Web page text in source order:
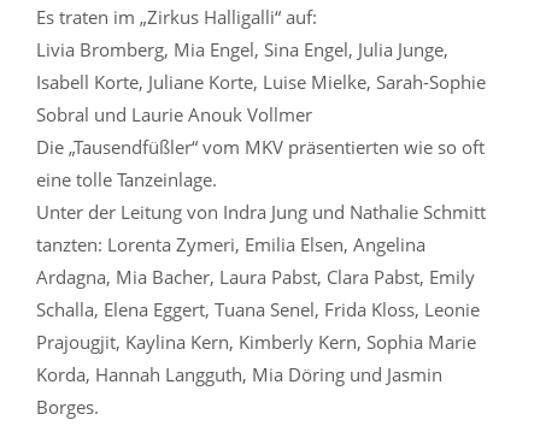
Es traten im „Zirkus Halligalli“ auf:
Livia Bromberg, Mia Engel, Sina Engel, Julia Junge,
Isabell Korte, Juliane Korte, Luise Mielke, Sarah-Sophie
Sobral und Laurie Anouk Vollmer
Die „Tausendfüßler“ vom MKV präsentierten wie so oft
eine tolle Tanzeinlage.
Unter der Leitung von Indra Jung und Nathalie Schmitt
tanzten: Lorenta Zymeri, Emilia Elsen, Angelina
Ardagna, Mia Bacher, Laura Pabst, Clara Pabst, Emily
Schalla, Elena Eggert, Tuana Senel, Frida Kloss, Leonie
Prajougjit, Kaylina Kern, Kimberly Kern, Sophia Marie
Korda, Hannah Langguth, Mia Döring und Jasmin
Borges.